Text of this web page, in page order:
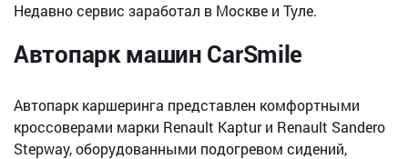
Недавно сервис заработал в Москве и Туле.
Автопарк машин CarSmile
Автопарк каршеринга представлен комфортными
кроссоверами марки Renault Kaptur и Renault Sandero
Stepway, оборудованными подогревом сидений,